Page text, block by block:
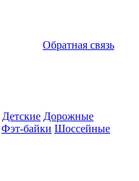
Обратная связь
Детские Дорожные
Фэт-байки Шоссейные